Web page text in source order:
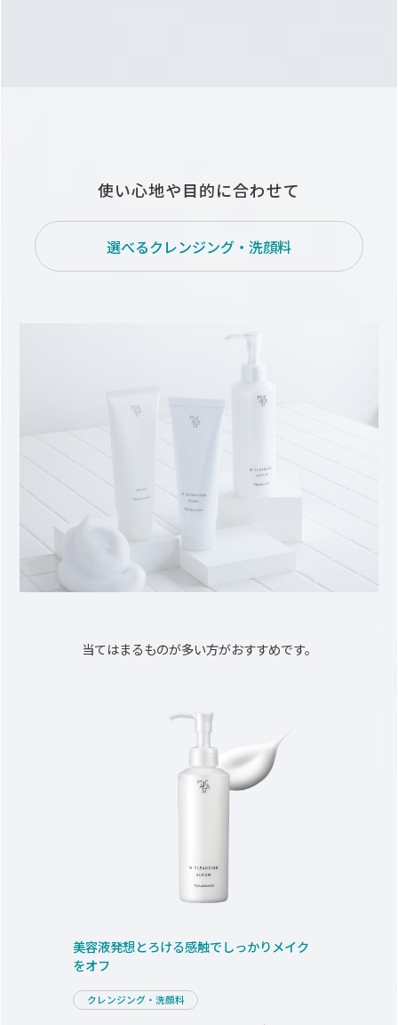
使い心地や目的に合わせて
選べるクレンジング・洗顔料
当てはまるものが多い方がおすすめです。
美容液発想とろける感触でしっかりメイク
をオフ
クレンジング・洗顔料